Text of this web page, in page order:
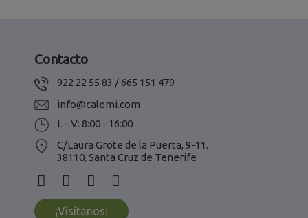
Contacto
922 22 55 83 / 665 151 479
info@calemi.com
L - V: 8:00 - 16:00
C/Laura Grote de la Puerta, 9-11.
38110, Santa Cruz de Tenerife
¡Visítanos!